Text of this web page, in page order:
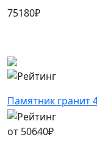
75180₽
Памятник гранит
от 50640₽